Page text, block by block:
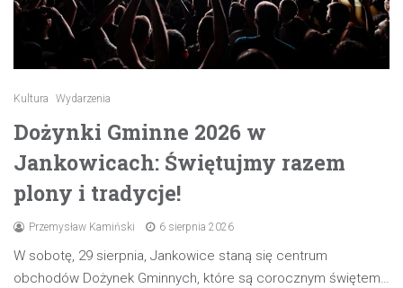
Kultura Wydarzenia
Dożynki Gminne 2026 w
Jankowicach: Świętujmy razem
plony i tradycje!
Przemysław Kamiński 6 sierpnia 2026
W sobotę, 29 sierpnia, Jankowice staną się centrum
obchodów Dożynek Gminnych, które są corocznym świętem…